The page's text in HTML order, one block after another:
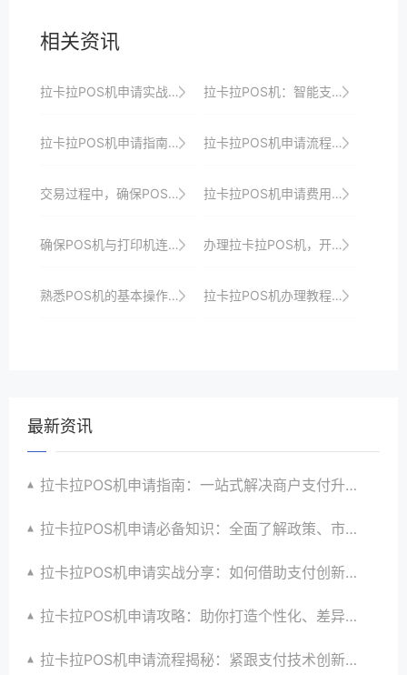
相关资讯
拉卡拉POS机申请实战分享：如何借助支付数据分析优化商户经营 拉卡拉POS机：智能支付，创造无限可能
拉卡拉POS机申请指南：步骤详解与常见问题解答 拉卡拉POS机申请流程简化版，助你轻松实现支付智能化升级
交易过程中，确保POS机与支付系统的通信协议安全。 拉卡拉POS机申请费用及优惠政策全攻略
确保POS机与打印机连接正常，避免打印错误。 办理拉卡拉POS机，开启智能收银新时代
熟悉POS机的基本操作界面和功能键。 拉卡拉POS机办理教程：轻松几步即可开启收银新时代大门以满足商家多样化需求并提升店铺竞争力以及引领支付潮流
最新资讯
拉卡拉POS机申请指南：一站式解决商户支付升级、智能化与创新需求
拉卡拉POS机申请必备知识：全面了解政策、市场、技术与创新趋势
拉卡拉POS机申请实战分享：如何借助支付创新技术提升商户运营效益与效率
拉卡拉POS机申请攻略：助你打造个性化、差异化支付体验以提升竞争力
拉卡拉POS机申请流程揭秘：紧跟支付技术创新步伐，抢占市场先机